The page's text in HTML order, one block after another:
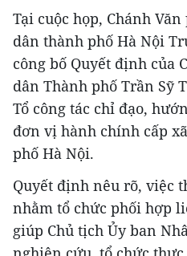
Tại cuộc họp, Chánh
dân thành phố Hà Nội
công bố Quyết định của
dân Thành phố Trần Sỹ
Tổ công tác chỉ đạo,
đơn vị hành chính cấp
phố Hà Nội.
Quyết định nêu rõ, việc
nhằm tổ chức phối hợp
giúp Chủ tịch Ủy ban